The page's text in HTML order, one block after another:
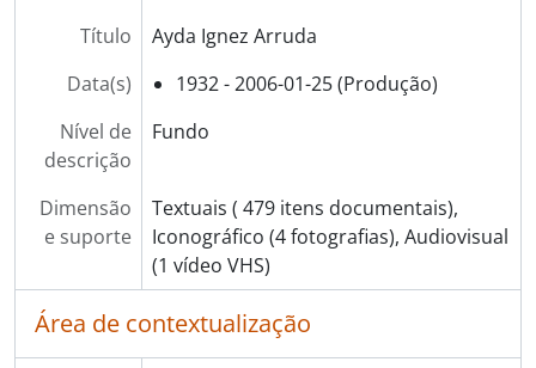
Título
Ayda Ignez Arruda
Data(s)
1932 - 2006-01-25 (Produção)
Nível de
descrição
Fundo
Dimensão
e suporte
Textuais ( 479 itens documentais),
Iconográfico (4 fotografias), Audiovisual
(1 vídeo VHS)
Área de contextualização